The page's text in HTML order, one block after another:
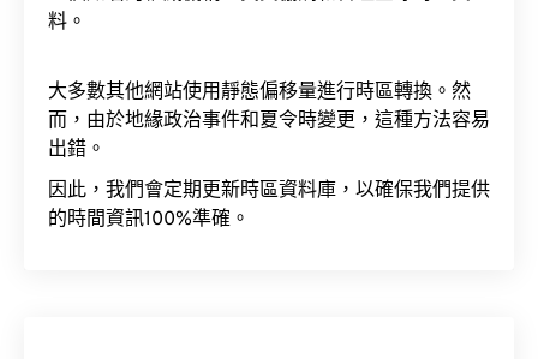
料。
大多數其他網站使用靜態偏移量進行時區轉換。然
而，由於地緣政治事件和夏令時變更，這種方法容易
出錯。
因此，我們會定期更新時區資料庫，以確保我們提供
的時間資訊100%準確。